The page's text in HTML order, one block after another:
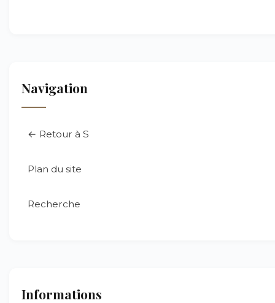
Navigation
← Retour à S
Plan du site
Recherche
Informations